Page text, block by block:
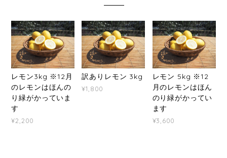
レモン3kg ※12月
のレモンはほんの
り緑がかっていま
す
¥2,200
訳ありレモン 3kg
¥1,800
レモン 5kg ※12
月のレモンはほん
のり緑がかってい
ます
¥3,600